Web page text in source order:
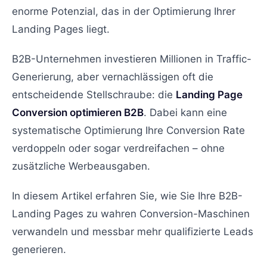
enorme Potenzial, das in der Optimierung Ihrer
Landing Pages liegt.
B2B-Unternehmen investieren Millionen in Traffic-
Generierung, aber vernachlässigen oft die
entscheidende Stellschraube: die Landing Page
Conversion optimieren B2B. Dabei kann eine
systematische Optimierung Ihre Conversion Rate
verdoppeln oder sogar verdreifachen – ohne
zusätzliche Werbeausgaben.
In diesem Artikel erfahren Sie, wie Sie Ihre B2B-
Landing Pages zu wahren Conversion-Maschinen
verwandeln und messbar mehr qualifizierte Leads
generieren.